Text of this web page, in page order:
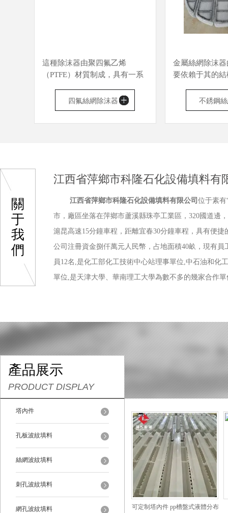
這種除沫器由聚四氟乙烯
（PTFE）材質制成，具有一系
至-100度時仍保持柔軟，耐腐
蝕能耐王水和一切有機溶劑，
不吸潮，不燃，對氧、紫外線
四氟絲網除沫器
金屬絲網除沫
要依賴于其的
構成，利用金
隙和表面張力
體或氣體流經
不銹鋼
器
關
于
我
們
江西省萍鄉市科隆石化設備填料有
江西省萍鄉市科隆石化設備填料有限公司 位于素
市，廠區坐落在萍鄉市蘆溪縣珠亭工業區，320國道邊
滬昆高速15分鐘車程，距離宜春30分鐘車程，具有便捷
公司注冊資金捌仟萬元人民幣，占地面積40畝，現有員
員12名,是化工部化工技術中心站理事單位,中石油和化
單位,是天津大學、華南理工大學為數不多的幾家合作
成套設備、石化配件、分... ...
產品展示
PRODUCT DISPLAY
塔內件
孔板波紋填料
絲網波紋填料
刺孔波紋填料
網孔波紋填料 可定制塔內件 pp槽盤式液體分布